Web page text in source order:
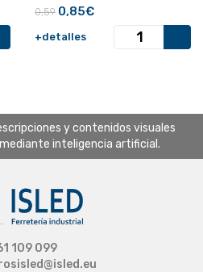
0,59 0,85€
+detalles
y contenidos visuales
inteligencia artificial.
109 099